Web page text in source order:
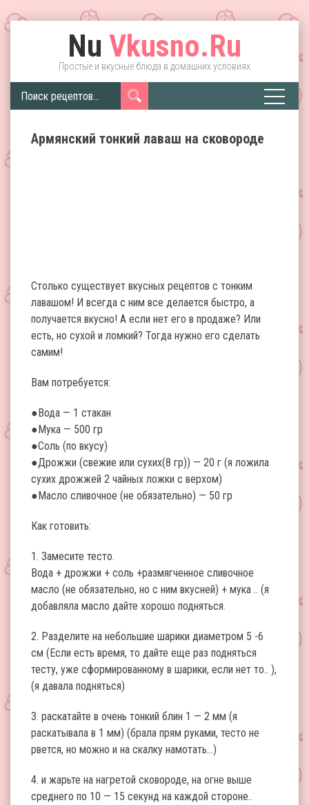
Nu Vkusno.Ru
Простые и вкусные блюда в домашних условиях
Армянский тонкий лаваш на сковороде
Столько существует вкусных рецептов с тонким
лавашом! И всегда с ним все делается быстро, а
получается вкусно! А если нет его в продаже? Или
есть, но сухой и ломкий? Тогда нужно его сделать
самим!
Вам потребуется:
●Вода — 1 стакан
●Мука — 500 гр
●Соль (по вкусу)
●Дрожжи (свежие или сухих(8 гр)) — 20 г (я ложила
сухих дрожжей 2 чайных ложки с верхом)
●Масло сливочное (не обязательно) — 50 гр
Как готовить:
1. Замесите тесто.
Вода + дрожжи + соль +размягченное сливочное
масло (не обязательно, но с ним вкусней) + мука .. (я
добавляла масло дайте хорошо подняться.
2. Разделите на небольшие шарики диаметром 5 -6
см (Если есть время, то дайте еще раз подняться
тесту, уже сформированному в шарики, если нет то.. ),
(я давала подняться)
3. раскатайте в очень тонкий блин 1 — 2 мм (я
раскатывала в 1 мм) (брала прям руками, тесто не
рвется, но можно и на скалку намотать…)
4. и жарьте на нагретой сковороде, на огне выше
среднего по 10 — 15 секунд на каждой стороне..